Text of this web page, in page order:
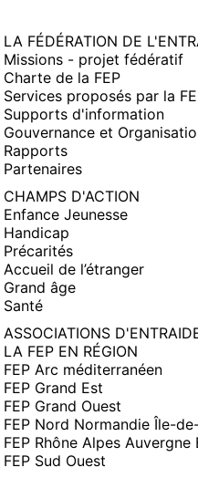
LA FÉDÉRATION DE
Missions - projet fédératif
Charte de la FEP
Services proposés par la
Supports d'information
Gouvernance et
Rapports
Partenaires
CHAMPS D'ACTION
Enfance Jeunesse
Handicap
Précarités
Accueil de l’étranger
Grand âge
Santé
ASSOCIATIONS
LA FEP EN RÉGION
FEP Arc méditerranéen
FEP Grand Est
FEP Grand Ouest
FEP Nord Normandie Île-
FEP Rhône Alpes Auvergne
FEP Sud Ouest